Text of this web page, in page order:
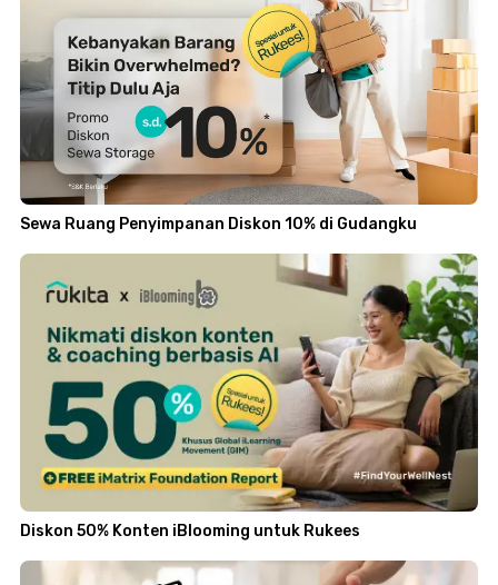
Sewa Ruang Penyimpanan Diskon 10% di Gudangku
Diskon 50% Konten iBlooming untuk Rukees